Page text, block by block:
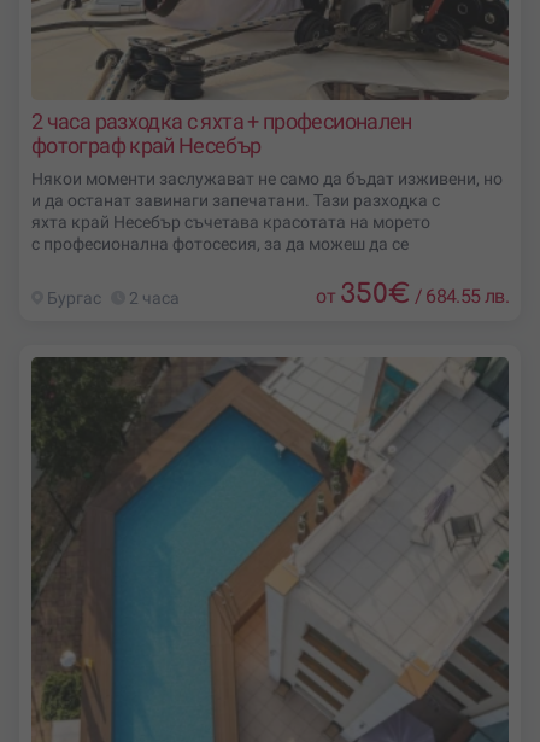
2 часа разходка с яхта + професионален
фотограф край Несебър
Някои моменти заслужават не само да бъдат изживени, но
и да останат завинаги запечатани. Тази разходка с
яхта край Несебър съчетава красотата на морето
с професионална фотосесия, за да можеш да се
Бургас 2 часа от 350€ / 684.55 лв.